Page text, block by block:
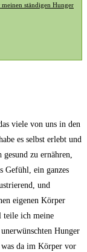
ständigen Hunger
viele von uns in den
⁣es selbst erlebt​ und
zu ernähren,‍
Gefühl, ein ganzes
und
eigenen Körper
teile ich ⁢meine‌
​Hunger
was da im Körper vor